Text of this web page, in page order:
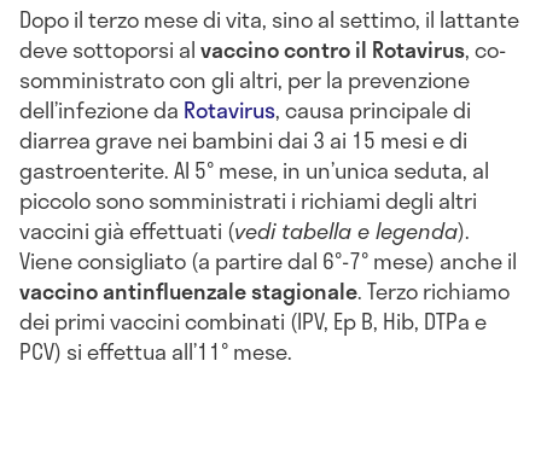
Dopo il terzo mese di vita, sino al settimo, il lattante
deve sottoporsi alvaccino contro il Rotavirus, co-
somministrato con gli altri, per la prevenzione
dell’infezione da Rotavirus, causa principale di
diarrea grave nei bambini dai 3 ai 15 mesi e di
gastroenterite. Al 5° mese, in un’unica seduta, al
piccolo sono somministrati i richiami degli altri
vaccini già effettuati (vedi tabella e legenda).
Viene consigliato (a partire dal 6°-7° mese) anche il
vaccino antinfluenzale stagionale. Terzo richiamo
dei primi vaccini combinati (IPV, Ep B, Hib, DTPa e
PCV) si effettua all’11° mese.